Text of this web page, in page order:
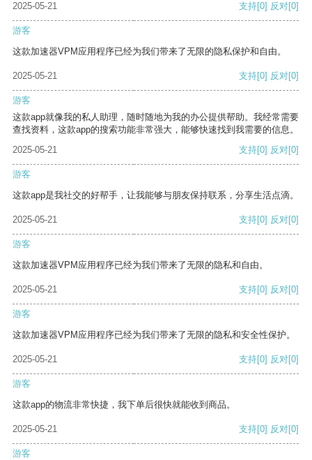
2025-05-21 支持[0] 反对[0]
游客
这款加速器VPM应用程序已经为我们带来了无限的隐私保护和自由。
2025-05-21 支持[0] 反对[0]
游客
这款app就像我的私人助理，随时随地为我的办公提供帮助。我经常需要
查找资料，这款app的搜索功能非常强大，能够快速找到我需要的信息。
2025-05-21
支持[0] 反对[0]
游客
这款app是我社交的好帮手，让我能够与朋友保持联系，分享生活点滴。
2025-05-21 支持[0] 反对[0]
游客
这款加速器VPM应用程序已经为我们带来了无限的隐私和自由。
2025-05-21 支持[0] 反对[0]
游客
这款加速器VPM应用程序已经为我们带来了无限的隐私和安全性保护。
2025-05-21 支持[0] 反对[0]
游客
这款app的物流非常快捷，我下单后很快就能收到商品。
2025-05-21 支持[0] 反对[0]
游客